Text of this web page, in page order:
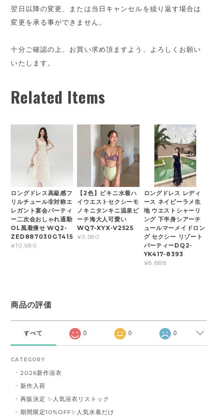
翌日以降の変更、または当日キャンセルを繰り返す場合は
変更を承る事ができません。
十分ご確認の上、お買い求め頂ますよう、よろしくお願い
いたします。
Related Items
ロングドレス高級感フ
リルチュール非対称エ
レガント宴会パーティ
ー二次会おしゃれ通勤
OL風着痩せ WQ2-
ZED887030GT415
¥10,680
【2色】ビキニ水着ハ
イウエストセクシーモ
ノキニタンキニ温泉ビ
ーチ海大人可愛い
WQ7-XYX-V2525
¥3,580
ロングドレス レディ
ース ネイビーラメ生
地 ウエストシャーリ
ング 下半身シアーチ
ュールマーメイドロン
グ セクシー リゾート
パーティーDQ2-
YK417-8393
¥8,888
商品の評価
すべて 0 0 0
CATEGORY
2026新作浴衣
新作入荷
再販決定 ✨人気浴衣リストック
期間限定10%OFF✨人気水着だけ